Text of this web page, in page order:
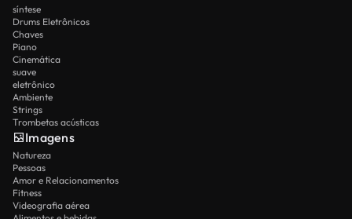
síntese
Drums Eletrônicos
Chaves
Piano
Cinemática
suave
eletrônico
Ambiente
Strings
Trombetas acústicas
Imagens
Natureza
Pessoas
Amor e Relacionamentos
Fitness
Videografia aérea